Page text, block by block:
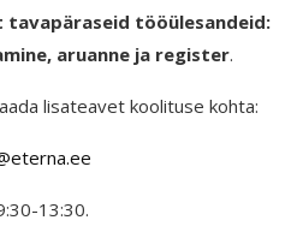
tavapäraseid tööülesandeid:
aruanne ja register.
lisateavet koolituse kohta:
13:30.